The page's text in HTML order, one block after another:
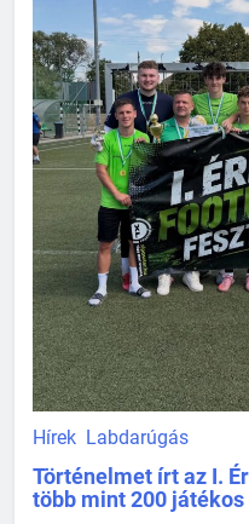
Hírek Labdarúgás
Történelmet írt az I.
több mint 200